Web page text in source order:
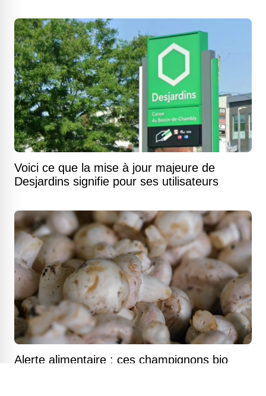
Voici ce que la mise à jour majeure de
Desjardins signifie pour ses utilisateurs
Alerte alimentaire : ces champignons bio